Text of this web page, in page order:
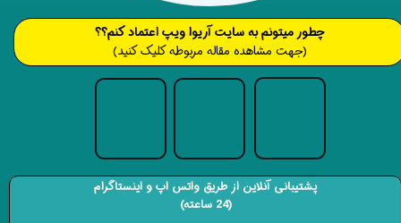
​​​چطور میتونم به سایت آریوا ویپ اعتماد کنم؟؟
(جهت مشاهده مقاله مربوطه کلیک کنید)
پشتیبانی آنلاین از طریق واتس اپ و اینستاگرام
(24 ساعته)